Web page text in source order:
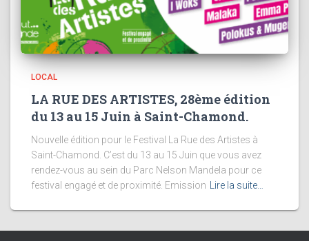
LOCAL
LA RUE DES ARTISTES, 28ème édition
du 13 au 15 Juin à Saint-Chamond.
Nouvelle édition pour le Festival La Rue des Artistes à
Saint-Chamond. C’est du 13 au 15 Juin que vous avez
rendez-vous au sein du Parc Nelson Mandela pour ce
festival engagé et de proximité. Emission
Lire la suite…